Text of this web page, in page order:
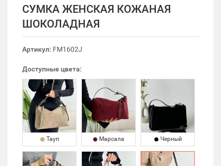
СУМКА ЖЕНСКАЯ КОЖАНАЯ
ШОКОЛАДНАЯ
Артикул: FM1602J
Доступные цвета:
Тауп Марсала Черный